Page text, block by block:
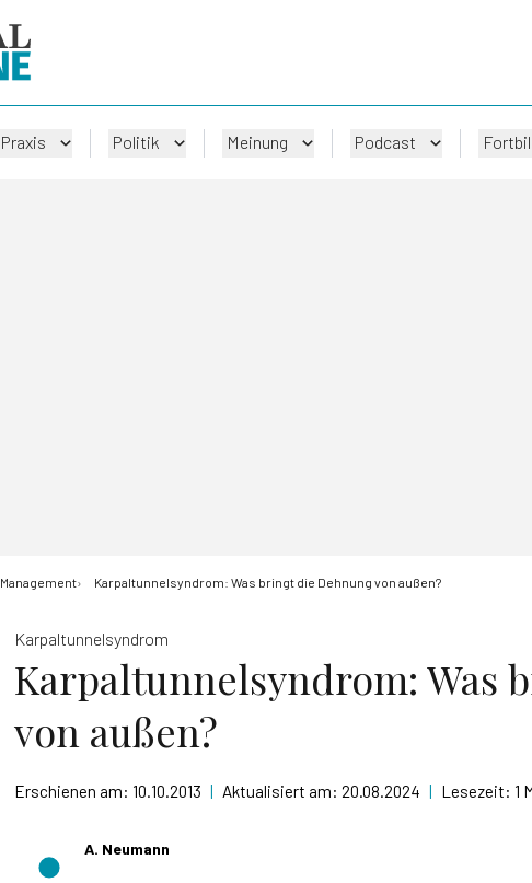
Praxis Politik Meinung Podcast
Management Karpaltunnelsyndrom: Was bringt die Dehnung von außen?
Karpaltunnelsyndrom
Karpaltunnelsyndrom: Was
von außen?
Erschienen am: 10.10.2013 | Aktualisiert am: 20.08.2024 | Lesezeit: 1
A. Neumann